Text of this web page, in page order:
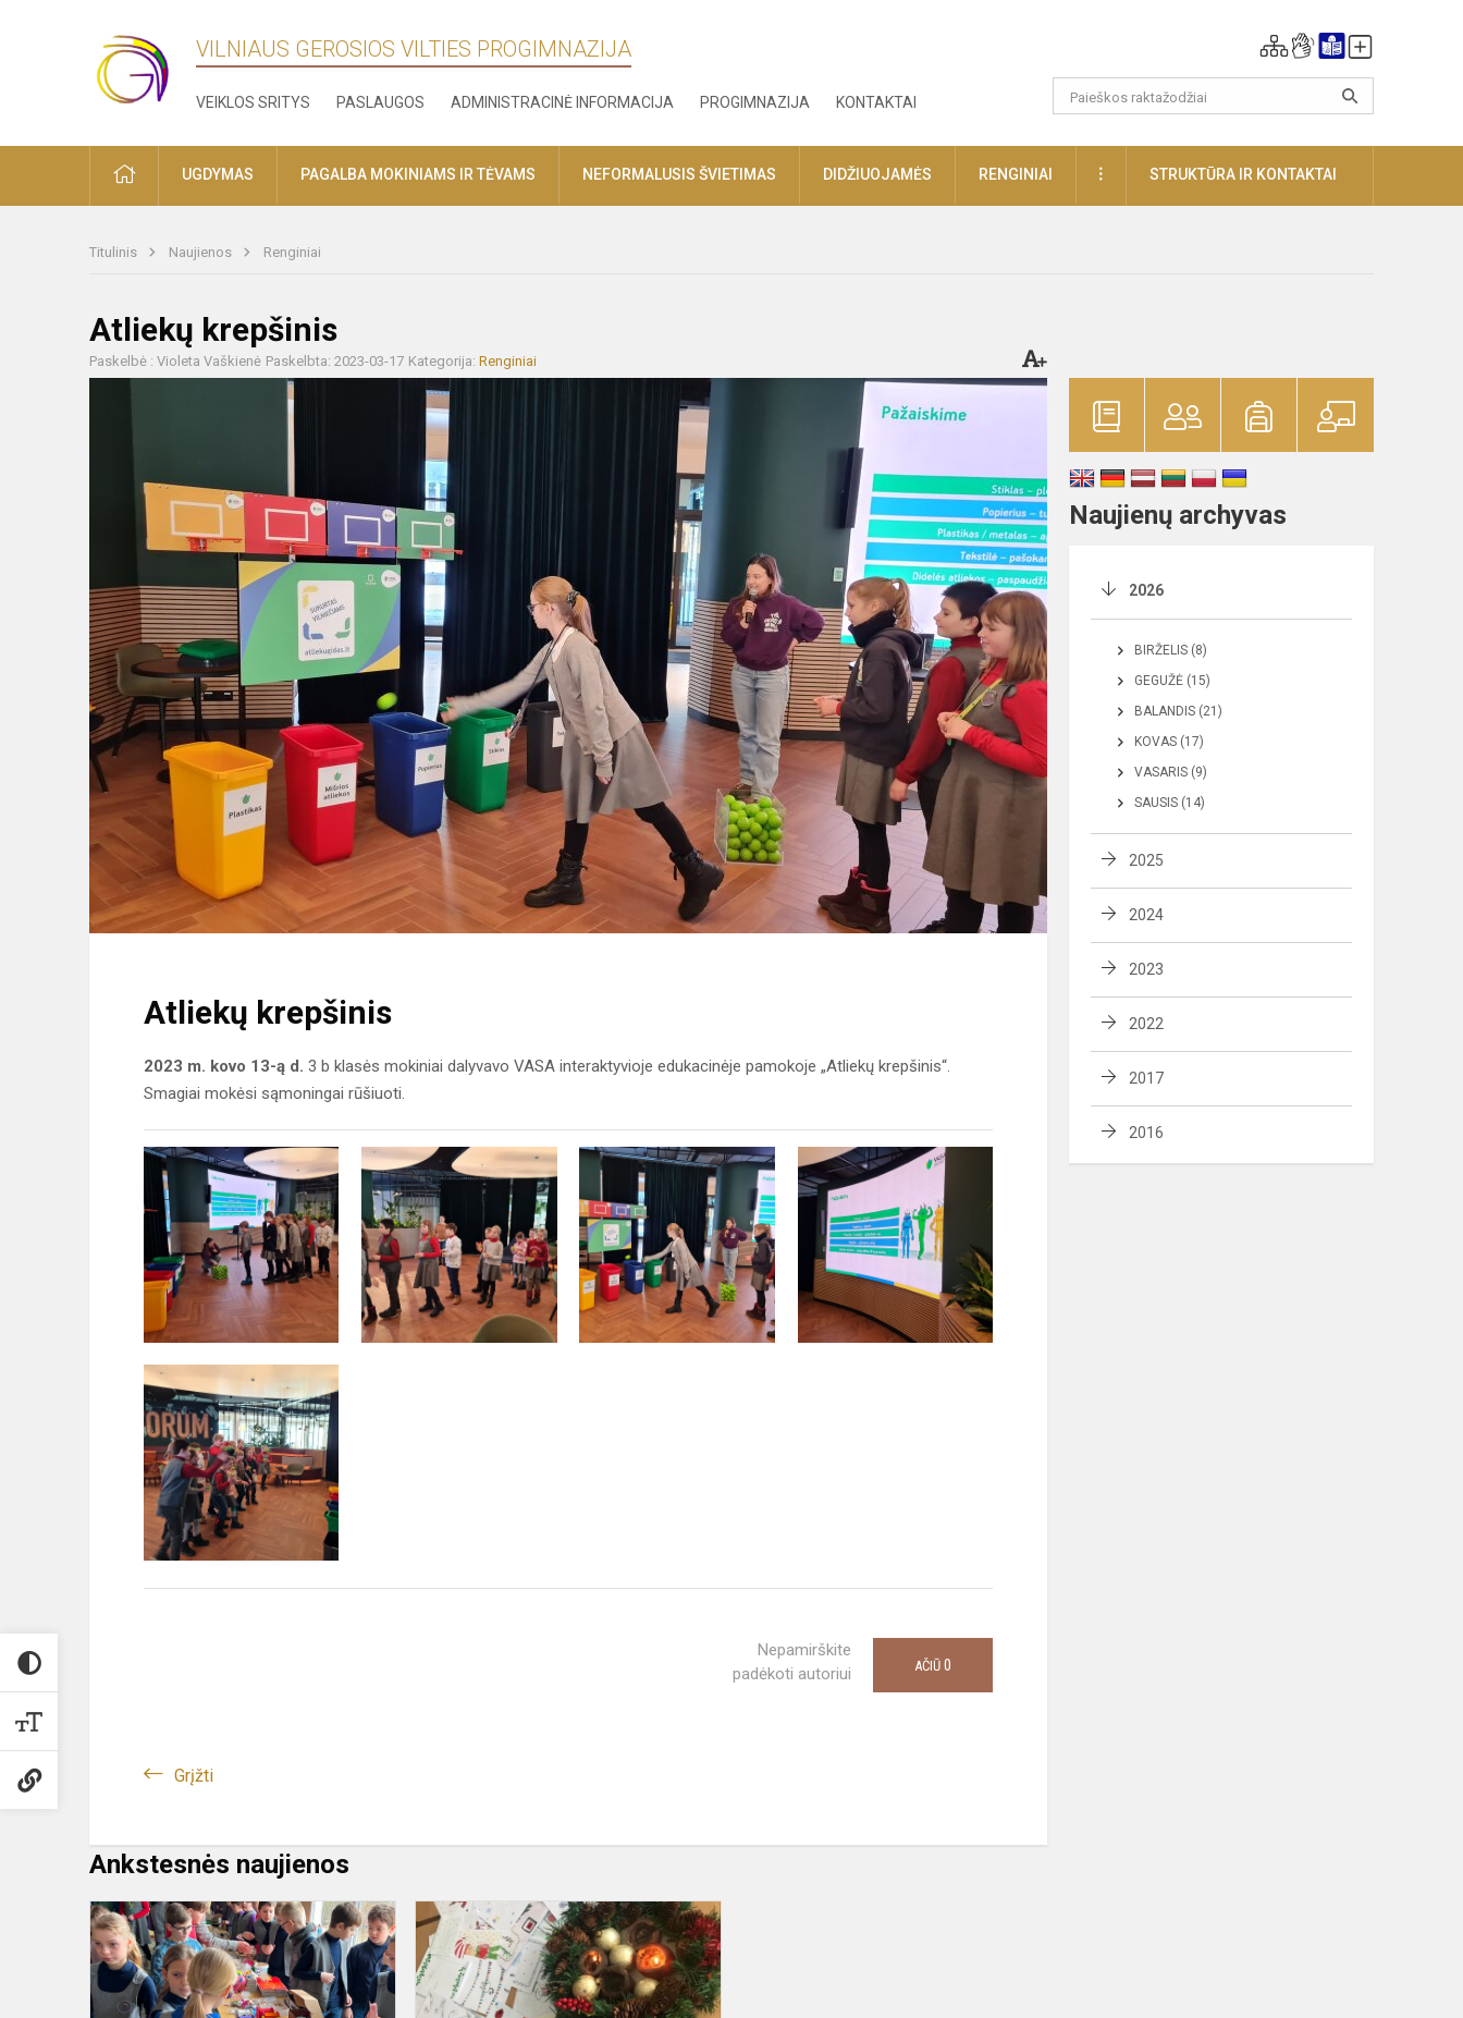
VILNIAUS GEROSIOS VILTIES PROGIMNAZIJA
VEIKLOS SRITYS PASLAUGOS ADMINISTRACINĖ INFORMACIJA PROGIMNAZIJA KONTAKTAI
PRADŽIAUGDYMAS PAGALBA MOKINIAMS IR TĖVAMS NEFORMALUSIS ŠVIETIMAS DIDŽIUOJAMĖS RENGINIAI DAUGIAUSTRUKTŪRA IR KONTAKTAI
Titulinis Naujienos Renginiai
Atliekų krepšinis
Paskelbė : Violeta Vaškienė Paskelbta: 2023-03-17 Kategorija: Renginiai
Atliekų krepšinis
2023 m. kovo 13-ą d. 3 b klasės mokiniai dalyvavo VASA interaktyvioje edukacinėje pamokoje „Atliekų krepšinis“.
Smagiai mokėsi sąmoningai rūšiuoti.
Nepamirškite
padėkoti autoriui
AČIŪ 0
Grįžti
Ankstesnės naujienos
Kaziuko
mugė
PASVEIKINKIM
VIENI
KITUS
Naujienų archyvas
2026
BIRŽELIS (8)
GEGUŽĖ (15)
BALANDIS (21)
KOVAS (17)
VASARIS (9)
SAUSIS (14)
2025
2024
2023
2022
2017
2016